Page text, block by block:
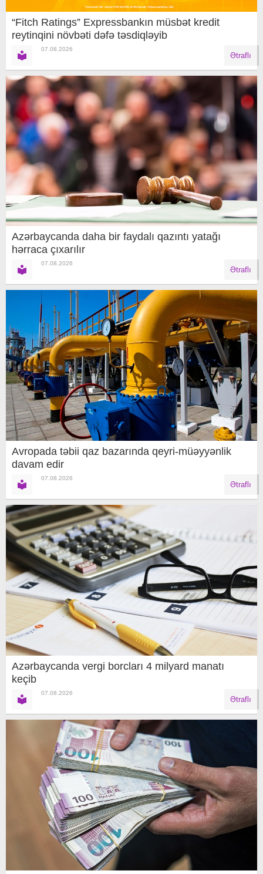
“Fitch Ratings” Expressbankın müsbət kredit
reytinqini növbəti dəfə təsdiqləyib
07.08.2026
Ətraflı
Azərbaycanda daha bir faydalı qazıntı yatağı
hərraca çıxarılır
07.08.2026
Ətraflı
Avropada təbii qaz bazarında qeyri-müəyyənlik
davam edir
07.08.2026
Ətraflı
Azərbaycanda vergi borcları 4 milyard manatı
keçib
07.08.2026
Ətraflı